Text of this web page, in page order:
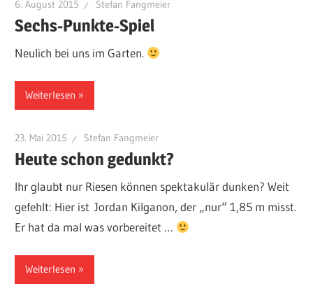
6. August 2015 Stefan Fangmeier
Sechs-Punkte-Spiel
Neulich bei uns im Garten.
Weiterlesen
23. Mai 2015 Stefan Fangmeier
Heute schon gedunkt?
Ihr glaubt nur Riesen können spektakulär dunken? Weit
gefehlt: Hier ist Jordan Kilganon, der „nur“ 1,85 m misst.
Er hat da mal was vorbereitet …
Weiterlesen